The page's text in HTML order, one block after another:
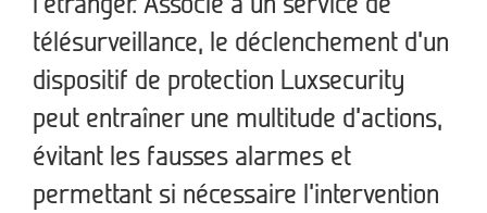
télésurveillance, le déclenchement d’un
dispositif de protection Luxsecurity
peut entraîner une multitude d’actions,
évitant les fausses alarmes et
permettant si nécessaire l’intervention